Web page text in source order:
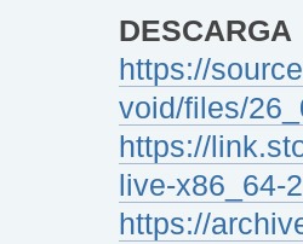
DESCARGA
https://
void/files/
https://
live-x86_64-
https://